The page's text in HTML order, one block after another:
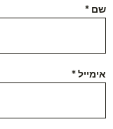
שם *
אימייל*